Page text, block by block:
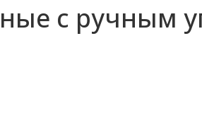
с ручным